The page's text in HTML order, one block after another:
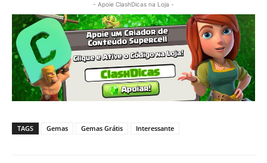
- Apoie ClashDicas na Loja -
TAGS Gemas Gemas Grátis Interessante